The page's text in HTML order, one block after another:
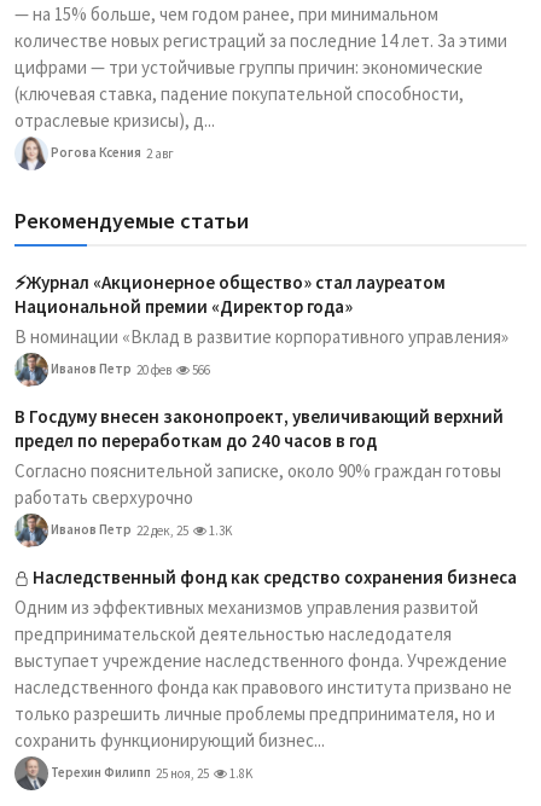
— на 15% больше, чем годом ранее, при минимальном
количестве новых регистраций за последние 14 лет. За этими
цифрами — три устойчивые группы причин: экономические
(ключевая ставка, падение покупательной способности,
отраслевые кризисы), д...
Рогова Ксения 2 авг
Рекомендуемые статьи
⚡️Журнал «Акционерное общество» стал лауреатом
Национальной премии «Директор года»
В номинации «Вклад в развитие корпоративного управления»
Иванов Петр 20 фев 566
В Госдуму внесен законопроект, увеличивающий верхний
предел по переработкам до 240 часов в год
Согласно пояснительной записке, около 90% граждан готовы
работать сверхурочно
Иванов Петр 22 дек, 25 1.3K
Наследственный фонд как средство сохранения бизнеса
Одним из эффективных механизмов управления развитой
предпринимательской деятельностью наследодателя
выступает учреждение наследственного фонда. Учреждение
наследственного фонда как правового института призвано не
только разрешить личные проблемы предпринимателя, но и
сохранить функционирующий бизнес...
Терехин Филипп 25 ноя, 25 1.8K